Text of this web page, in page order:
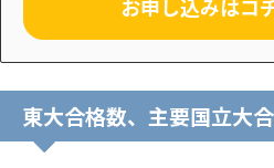
お申し込みはコ
東大合格数、主要国立大